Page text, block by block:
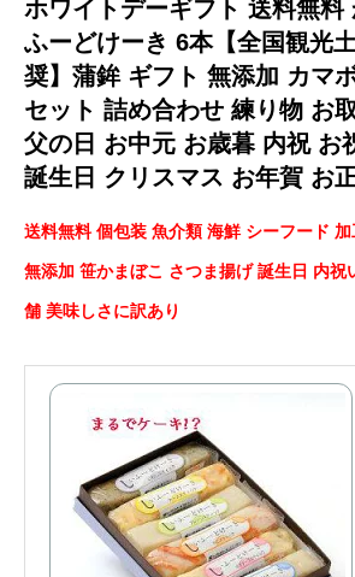
ホワイトデーギフト 送料無料
ふーどけーき 6本【全国観光
奨】蒲鉾 ギフト 無添加 カマ
セット 詰め合わせ 練り物 お
父の日 お中元 お歳暮 内祝 お
誕生日 クリスマス お年賀 お
送料無料 個包装 魚介類 海鮮 シーフード
無添加 笹かまぼこ さつま揚げ 誕生日 内祝
舗 美味しさに訳あり